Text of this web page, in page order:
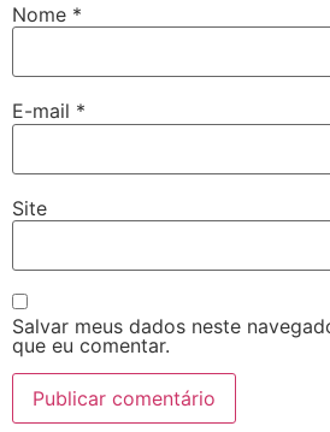
Nome *
E-mail *
Site
Salvar meus dados neste
que eu comentar.